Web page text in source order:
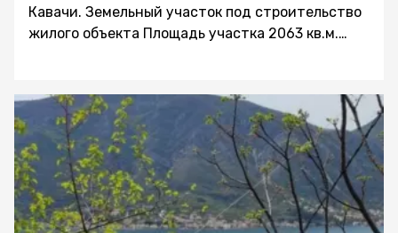
Кавачи. Земельный участок под строительство
жилого объекта Площадь участка 2063 кв.м.
панорамными видами на горы и на море.
Участок объединяет в себе шесть отдельных
участков следующей площади: 1551 кв.м. 23 кв.м.
124 кв.м. 199m кв.м. 160 кв.м. 6 кв.м. Участки
объединены для реализации цели
строительства комплекса из трёх вилл, которые
могут продаваться со своими участками земли